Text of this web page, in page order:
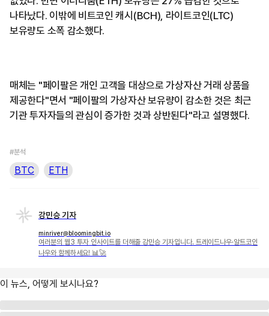
나타났다. 이밖에 비트코인 ​캐시(BCH), 라이트코인(LTC)
보유량도 소폭 감소했다.
매체는 "페이팔은 개인 고객을 대상으로 가상자산 거래 상품을
제공한다"면서 "페이팔의 가상자산 보유량이 감소한 것은 최근
기관 투자자들의 관심이 증가한 것과 상반된다"라고 설명했다.
#분석
BTC ETH
강민승 기자
minriver@bloomingbit.io
여러분의 웹3 투자 인사이트를 더해줄 강민승 기자입니다. 트레이드나우·알트코인
나우와 함께하세요! 📊🚀
이 뉴스, 어떻게 보시나요?